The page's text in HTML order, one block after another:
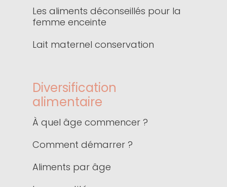
Les aliments déconseillés pour la
femme enceinte
Lait maternel conservation
Diversification
alimentaire
À quel âge commencer ?
Comment démarrer ?
Aliments par âge